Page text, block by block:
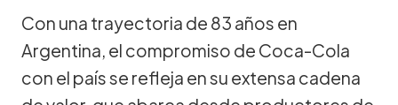
Con una trayectoria de 83 años en
Argentina, el compromiso de Coca-Cola
con el país se refleja en su extensa cadena